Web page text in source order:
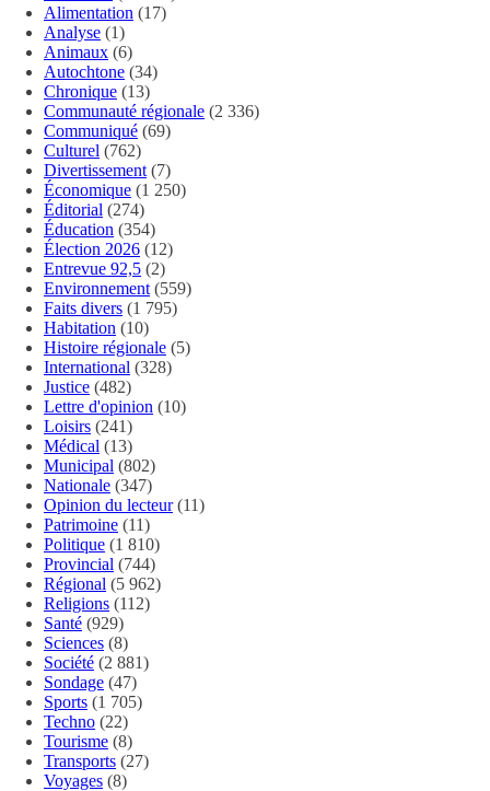
Alimentation (17)
Analyse (1)
Animaux (6)
Autochtone (34)
Chronique (13)
Communauté régionale (2 336)
Communiqué (69)
Culturel (762)
Divertissement (7)
Économique (1 250)
Éditorial (274)
Éducation (354)
Élection 2026 (12)
Entrevue 92,5 (2)
Environnement (559)
Faits divers (1 795)
Habitation (10)
Histoire régionale (5)
International (328)
Justice (482)
Lettre d'opinion (10)
Loisirs (241)
Médical (13)
Municipal (802)
Nationale (347)
Opinion du lecteur(11)
Patrimoine (11)
Politique (1 810)
Provincial (744)
Régional (5 962)
Religions (112)
Santé (929)
Sciences (8)
Société (2 881)
Sondage (47)
Sports (1 705)
Techno (22)
Tourisme (8)
Transports (27)
Voyages (8)